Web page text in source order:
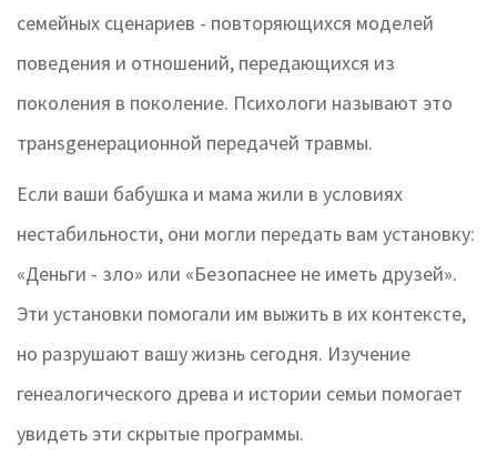
семейных сценариев - повторяющихся моделей
поведения и отношений, передающихся из
поколения в поколение. Психологи называют это
транsgенерационной передачей травмы.
Если ваши бабушка и мама жили в условиях
нестабильности, они могли передать вам установку:
«Деньги - зло» или «Безопаснее не иметь друзей».
Эти установки помогали им выжить в их контексте,
но разрушают вашу жизнь сегодня. Изучение
генеалогического древа и истории семьи помогает
увидеть эти скрытые программы.